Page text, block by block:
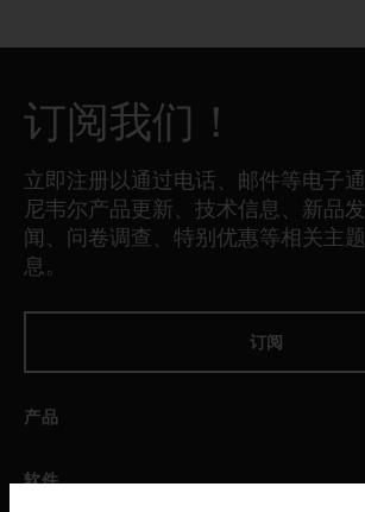
订阅我们！
立即注册以通过电话、邮件等电子
尼韦尔产品更新、技术信息、新品
闻、问卷调查、特别优惠等相关主
息。
订阅
产品
软件